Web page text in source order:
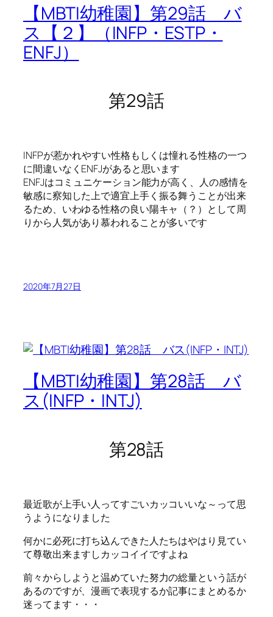
【MBTI幼稚園】第29話 バ
ス【２】（INFP・ESTP・
ENFJ）
第29話
INFPが惹かれやすい性格もしくは憧れる性格の一つ
に間違いなくENFJがあると思います
ENFJはコミュニケーション能力が高く、人の感情を
敏感に察知した上で適宜上手く振る舞うことが出来
るため、いわゆる性格の良い陽キャ（？）として周
りから人気があり慕われることが多いです
2020年7月27日
【MBTI幼稚園】第28話 バ
ス(INFP・INTJ)
第28話
最近歌が上手い人ってすごいカッコいいな～って思
うようになりました
何かに必死に打ち込んできた人たちはやはり見てい
て尊敬出来ますしカッコイイですよね
前々からしようと温めていた努力の総量という話が
あるのですが、漫画で表現するか記事にまとめるか
迷ってます・・・